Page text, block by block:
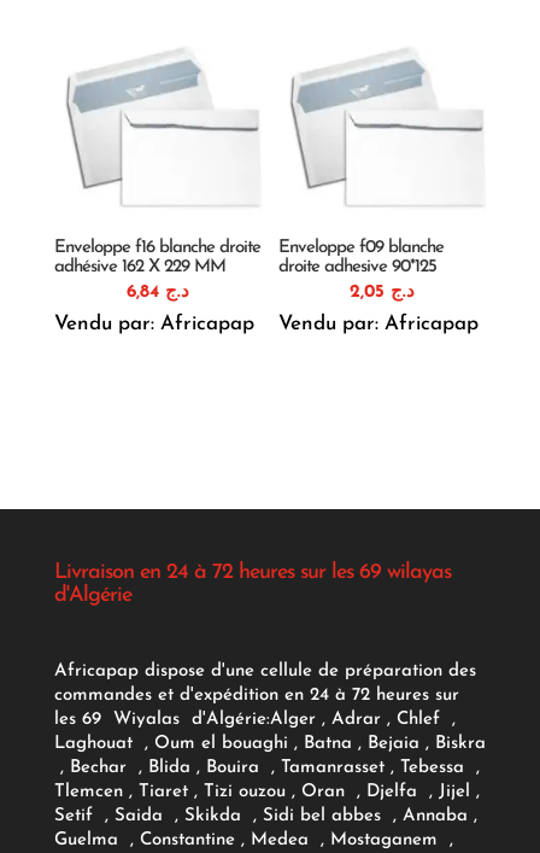
Enveloppe f16 blanche droite
adhésive 162 X 229 MM
د.ج 6,84
Vendu par: Africapap
Enveloppe f09 blanche
droite adhesive 90*125
د.ج
Vendu par: Africapap
Livraison en 24 à 72 heures sur les 69 wilayas
d'Algérie
Africapap dispose d'une cellule de préparation des
commandes et d'expédition en 24 à 72 heures sur
les 69 Wiyalas d'Algérie:Alger , Adrar, Chlef ,
Laghouat , Oum el bouaghi , Batna , Bejaia , Biskra
, Bechar , Blida , Bouira , Tamanrasset , Tebessa ,
Tlemcen , Tiaret , Tizi ouzou , Oran , Djelfa , Jijel ,
Setif , Saida , Skikda , Sidi bel abbes , Annaba ,
Guelma , Constantine , Medea , Mostaganem ,